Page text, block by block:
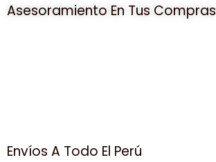
Asesoramiento En Tus Compras
Envíos A Todo El Perú